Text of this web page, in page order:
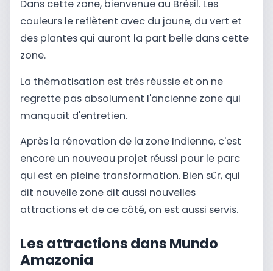
Dans cette zone, bienvenue au Brésil. Les
couleurs le reflètent avec du jaune, du vert et
des plantes qui auront la part belle dans cette
zone.
La thématisation est très réussie et on ne
regrette pas absolument l'ancienne zone qui
manquait d'entretien.
Après la rénovation de la zone Indienne, c'est
encore un nouveau projet réussi pour le parc
qui est en pleine transformation. Bien sûr, qui
dit nouvelle zone dit aussi nouvelles
attractions et de ce côté, on est aussi servis.
Les attractions dans Mundo
Amazonia